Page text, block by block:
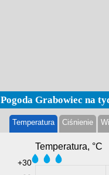
Pogoda Grabowiec na
Temperatura Ciśnienie
Temperatura, °С
+30